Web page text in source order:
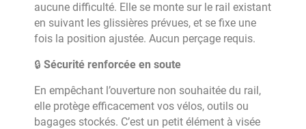
aucune difficulté. Elle se monte sur le rail existant
en suivant les glissières prévues, et se fixe une
fois la position ajustée. Aucun perçage requis.
🔒 Sécurité renforcée en soute
En empêchant l’ouverture non souhaitée du rail,
elle protège efficacement vos vélos, outils ou
bagages stockés. C’est un petit élément à visée